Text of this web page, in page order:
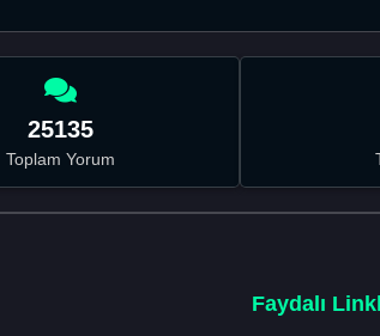
25135
Toplam Yorum
Faydalı